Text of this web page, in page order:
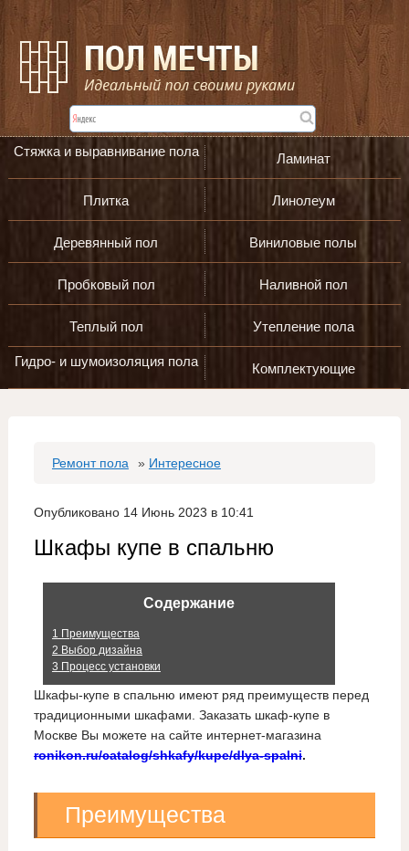
Стяжка и выравнивание пола Ламинат
Плитка Линолеум
Деревянный пол Виниловые полы
Пробковый пол Наливной пол
Теплый пол Утепление пола
Гидро- и шумоизоляция пола Комплектующие
Ремонт пола » Интересное
Опубликовано 14 Июнь 2023 в 10:41
Шкафы купе в спальню
Содержание
1 Преимущества
2 Выбор дизайна
3 Процесс установки
Шкафы-купе в спальню имеют ряд преимуществ перед
традиционными шкафами. Заказать шкаф-купе в
Москве Вы можете на сайте интернет-магазина
ronikon.ru/catalog/shkafy/kupe/dlya-spalni.
Преимущества